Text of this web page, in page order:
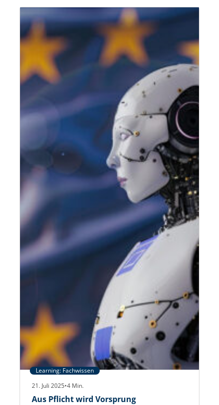
richtig, relevant oder…
und
Denkens
Learning: Fachwissen
21. Juli 2025•4 Min.
Aus Pflicht wird Vorsprung